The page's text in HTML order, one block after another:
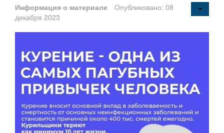
Информация о материале
Опубликовано: 08
декабря 2023